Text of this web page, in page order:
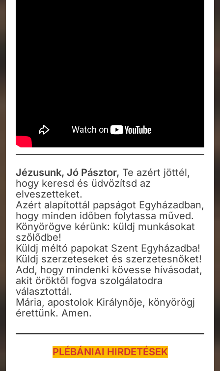
Jézusunk, Jó Pásztor, Te azért jöttél,
hogy keresd és üdvözítsd az
elveszetteket.
Azért alapítottál papságot Egyházadban,
hogy minden időben folytassa műved.
Könyörögve kérünk: küldj munkásokat
szőlődbe!
Küldj méltó papokat Szent Egyházadba!
Küldj szerzeteseket és szerzetesnőket!
Add, hogy mindenki kövesse hívásodat,
akit öröktől fogva szolgálatodra
választottál.
Mária, apostolok Királynője, könyörögj
érettünk. Amen.
PLÉBÁNIAI HIRDETÉSEK